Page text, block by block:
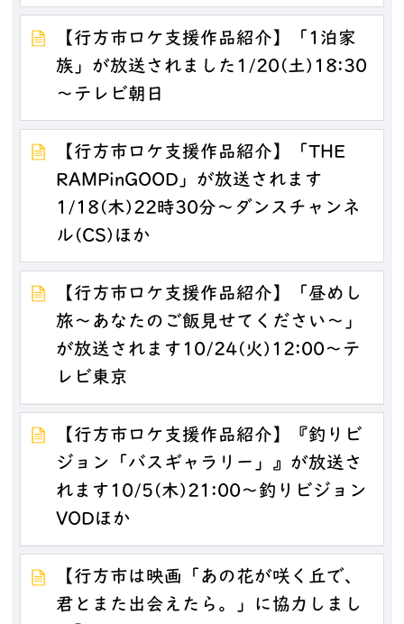
【行方市ロケ支援作品紹介】「1泊家
族」が放送されました1/20(土)18:30
～テレビ朝日
【行方市ロケ支援作品紹介】「THE
RAMPinGOOD」が放送されます
1/18(木)22時30分～ダンスチャンネ
ル(CS)ほか
【行方市ロケ支援作品紹介】「昼めし
旅～あなたのご飯見せてください～」
が放送されます10/24(火)12:00～テ
レビ東京
【行方市ロケ支援作品紹介】『釣りビ
ジョン「バスギャラリー」』が放送さ
れます10/5(木)21:00～釣りビジョン
VODほか
【行方市は映画「あの花が咲く丘で、
君とまた出会えたら。」に協力しまし